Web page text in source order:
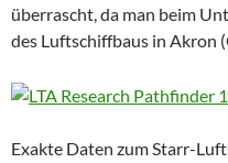
überrascht, da man beim
des Luftschiffbaus in Akron
Exakte Daten zum Starr-